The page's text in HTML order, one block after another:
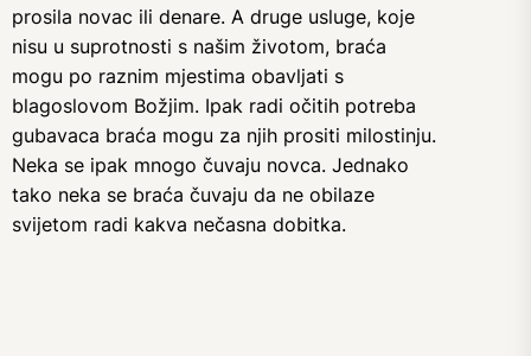
prosila novac ili denare. A druge usluge, koje
nisu u suprotnosti s našim životom, braća
mogu po raznim mjestima obavljati s
blagoslovom Božjim. Ipak radi očitih potreba
gubavaca braća mogu za njih prositi milostinju.
Neka se ipak mnogo čuvaju novca. Jednako
tako neka se braća čuvaju da ne obilaze
svijetom radi kakva nečasna dobitka.